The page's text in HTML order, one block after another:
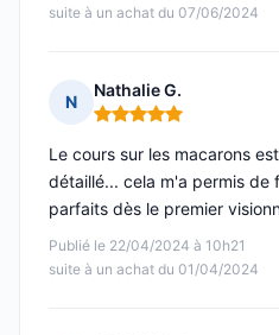
suite à un achat du 07/06/2024
N
Nathalie G.
Note : 5 sur 5
Publié le 22/04/2024 à 10h21
suite à un achat du 01/04/2024
Le cours sur les macarons
détaillé... cela m'a permis de
parfaits dès le premier